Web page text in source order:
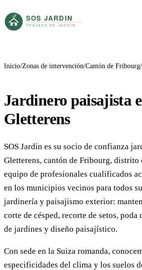
Inicio Zonas de intervención Cantón de Fribourg
Jardinero paisajista
Gletterens
SOS Jardin es su socio de confianza
Gletterens, cantón de Fribourg, distrito
equipo de profesionales cualificados
en los municipios vecinos para todos
jardinería y paisajismo exterior:
corte de césped, recorte de setos, poda
de jardines y diseño paisajístico.
Con sede en la Suiza romanda,
especificidades del clima y los suelos